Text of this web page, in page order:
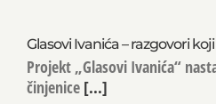
Glasovi Ivanića – razgovori
Projekt „Glasovi Ivanića“
činjenice [...]